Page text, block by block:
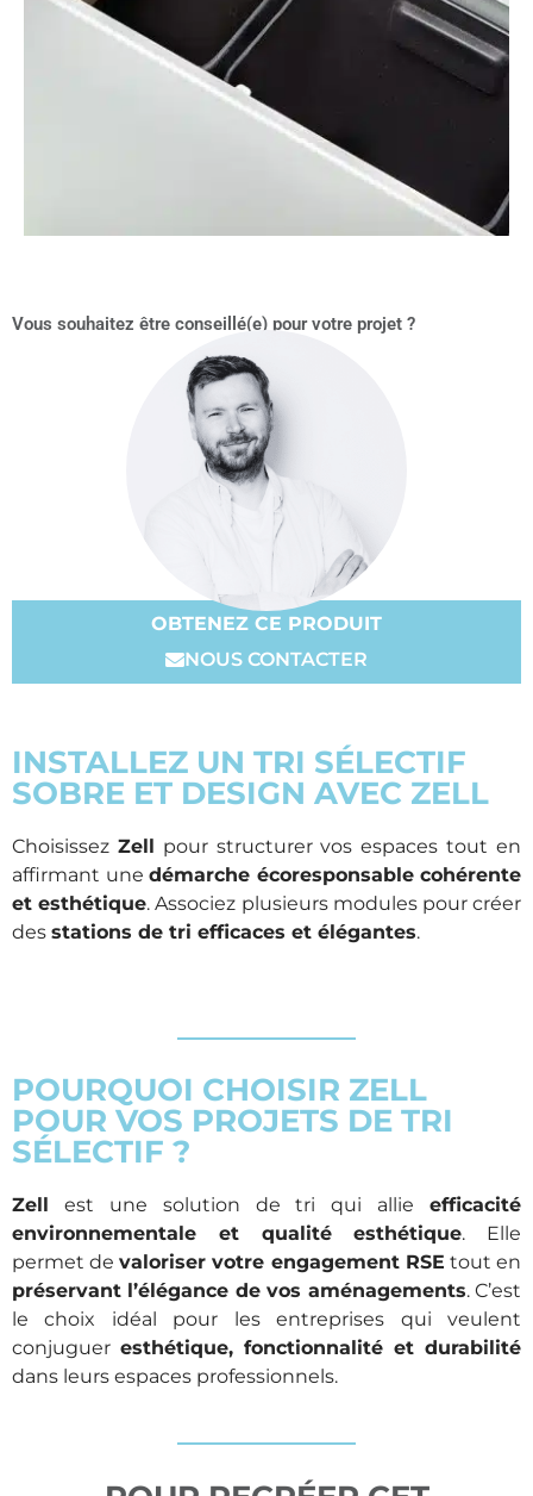
Vous souhaitez être conseillé(e) pour votre projet ?
OBTENEZ CE PRODUIT
NOUS CONTACTER
INSTALLEZ UN TRI SÉLECTIF
SOBRE ET DESIGN AVEC ZELL
Choisissez Zell pour structurer vos espaces tout en
affirmant une démarche écoresponsable cohérente
et esthétique. Associez plusieurs modules pour créer
des stations de tri efficaces et élégantes.
POURQUOI CHOISIR ZELL
POUR VOS PROJETS DE TRI
SÉLECTIF ?
Zell est une solution de tri qui allie efficacité
environnementale et qualité esthétique. Elle
permet devaloriser votre engagement RSE tout en
préservant l’élégance de vos aménagements. C’est
le choix idéal pour les entreprises qui veulent
conjuguer esthétique, fonctionnalité et durabilité
dans leurs espaces professionnels.